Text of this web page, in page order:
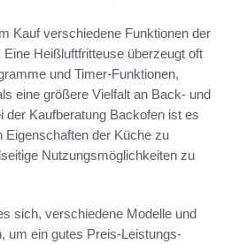
Kauf verschiedene Funktionen der
Heißluftfritteuse überzeugt oft
und Timer-Funktionen,
eine größere Vielfalt an Back- und
der Kaufberatung Backofen ist es
Eigenschaften der Küche zu
Nutzungsmöglichkeiten zu
sich, verschiedene Modelle und
um ein gutes Preis-Leistungs-